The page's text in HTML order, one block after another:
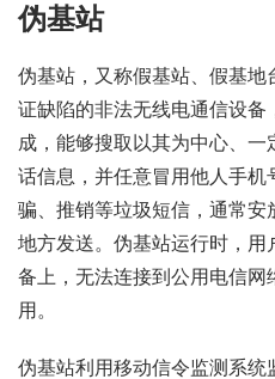
伪基站
伪基站，又称假基站、假基地
证缺陷的非法无线电通信设备
成，能够搜取以其为中心、
话信息，并任意冒用他人手
骗、推销等垃圾短信，通常
地方发送。伪基站运行时，
备上，无法连接到公用电信
用。
伪基站利用移动信令监测系